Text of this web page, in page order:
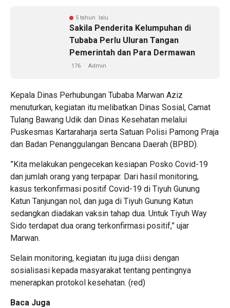
5 tahun lalu
Sakila Penderita Kelumpuhan di
Tubaba Perlu Uluran Tangan
Pemerintah dan Para Dermawan
176 Admin
Kepala Dinas Perhubungan Tubaba Marwan Aziz
menuturkan, kegiatan itu melibatkan Dinas Sosial, Camat
Tulang Bawang Udik dan Dinas Kesehatan melalui
Puskesmas Kartaraharja serta Satuan Polisi Pamong Praja
dan Badan Penanggulangan Bencana Daerah (BPBD).
”Kita melakukan pengecekan kesiapan Posko Covid-19
dan jumlah orang yang terpapar. Dari hasil monitoring,
kasus terkonfirmasi positif Covid-19 di Tiyuh Gunung
Katun Tanjungan nol, dan juga di Tiyuh Gunung Katun
sedangkan diadakan vaksin tahap dua. Untuk Tiyuh Way
Sido terdapat dua orang terkonfirmasi positif,” ujar
Marwan.
Selain monitoring, kegiatan itu juga diisi dengan
sosialisasi kepada masyarakat tentang pentingnya
menerapkan protokol kesehatan. (red)
Baca Juga